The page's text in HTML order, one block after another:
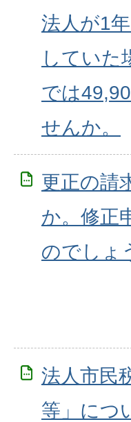
法人が1
していた
では
せんか。
更正の請
か。修正
のでしょ
法人市民
等」につ